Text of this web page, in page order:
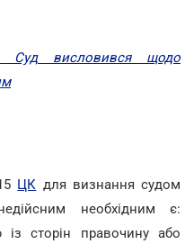
Суд висловився щодо
ЦК для визнання судом
необхідним є:
сторін правочину або